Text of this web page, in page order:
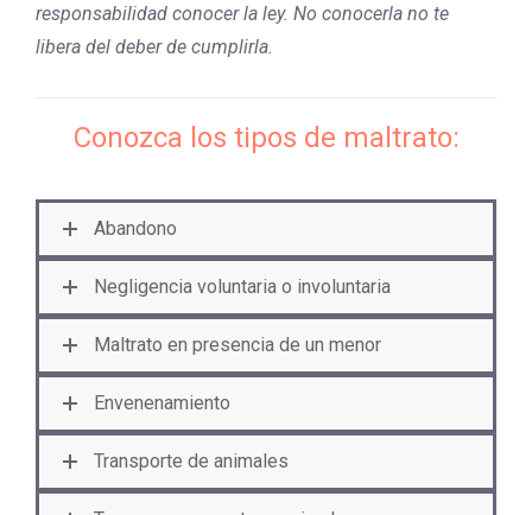
responsabilidad conocer la ley. No conocerla no te
libera del deber de cumplirla.
Conozca los tipos de maltrato:
Abandono
Negligencia voluntaria o involuntaria
Maltrato en presencia de un menor
Envenenamiento
Transporte de animales